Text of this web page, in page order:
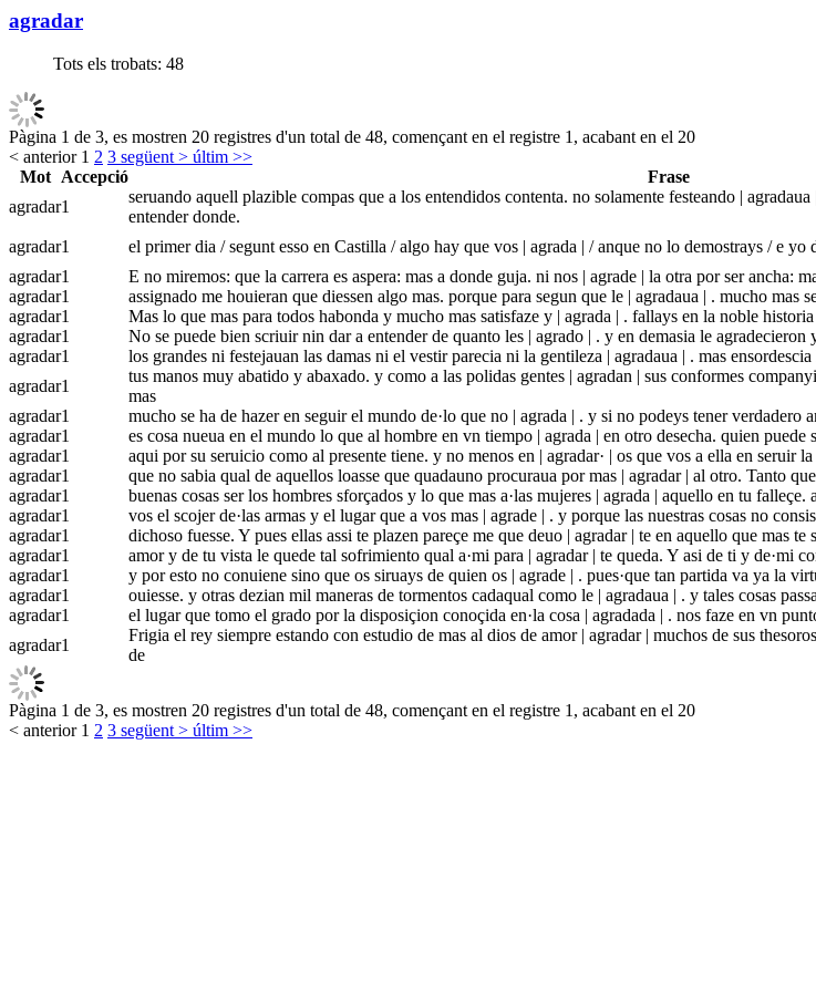
agradar
Tots els trobats: 48
Pàgina 1 de 3, es mostren 20 registres d'un total de 48, començant en el registre 1, acabant en el 20
< anterior 1 2 3 següent > últim >>
Mot
Accepció Frase
agradar1
seruando aquell plazible compas que a los entendidos contenta. no solamente festeando |
entender donde.
agradar1 el primer dia / segunt esso en Castilla / algo hay que vos | agrada | / anque no lo demostrays / e yo
agradar1 E no miremos: que la carrera es aspera: mas a donde guja. ni nos | agrade | la otra por ser ancha:
agradar1 assignado me houieran que diessen algo mas. porque para segun que le | agradaua | . mucho mas
agradar1 Mas lo que mas para todos habonda y mucho mas satisfaze y | agrada | . fallays en la noble
agradar1 No se puede bien scriuir nin dar a entender de quanto les | agrado | . y en demasia le agradecieron
agradar1 los grandes ni festejauan las damas ni el vestir parecia ni la gentileza | agradaua | . mas
agradar1
tus manos muy abatido y abaxado. y como a las polidas gentes | agradan | sus conformes
mas
agradar1 mucho se ha de hazer en seguir el mundo de·lo que no | agrada | . y si no podeys tener verdadero
agradar1 es cosa nueua en el mundo lo que al hombre en vn tiempo | agrada | en otro desecha. quien puede
agradar1 aqui por su seruicio como al presente tiene. y no menos en | agradar· | os que vos a ella en seruir
agradar1 que no sabia qual de aquellos loasse que quadauno procuraua por mas | agradar | al otro. Tanto
agradar1 buenas cosas ser los hombres sforçados y lo que mas a·las mujeres | agrada | aquello en tu falleçe.
agradar1 vos el scojer de·las armas y el lugar que a vos mas | agrade | . y porque las nuestras cosas no
agradar1 dichoso fuesse. Y pues ellas assi te plazen pareçe me que deuo | agradar | te en aquello que mas
agradar1 amor y de tu vista le quede tal sofrimiento qual a·mi para | agradar | te queda. Y asi de ti y de·mi
agradar1 y por esto no conuiene sino que os siruays de quien os | agrade | . pues·que tan partida va ya la
agradar1 ouiesse. y otras dezian mil maneras de tormentos cadaqual como le | agradaua | . y tales cosas
agradar1 el lugar que tomo el grado por la disposiçion conoçida en·la cosa | agradada | . nos faze en vn
agradar1
Frigia el rey siempre estando con estudio de mas al dios de amor | agradar | muchos de sus
de
Pàgina 1 de 3, es mostren 20 registres d'un total de 48, començant en el registre 1, acabant en el 20
< anterior 1 2 3 següent > últim >>